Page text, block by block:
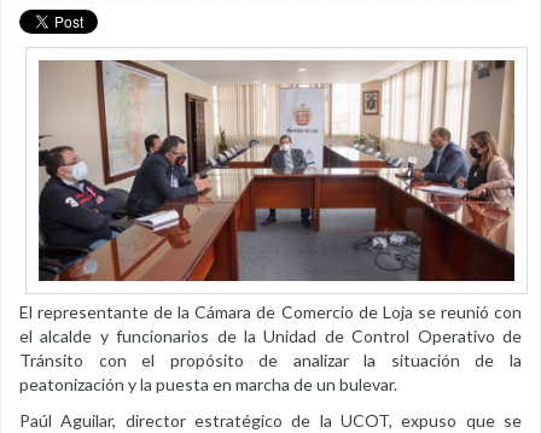
El representante de la Cámara de Comercio de Loja se reunió con
el alcalde y funcionarios de la Unidad de Control Operativo de
Tránsito con el propósito de analizar la situación de la
peatonización y la puesta en marcha de un bulevar.
Paúl Aguilar, director estratégico de la UCOT, expuso que se